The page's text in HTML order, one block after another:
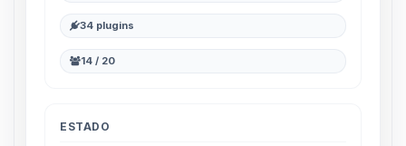
34 plugins
14 / 20
ESTADO